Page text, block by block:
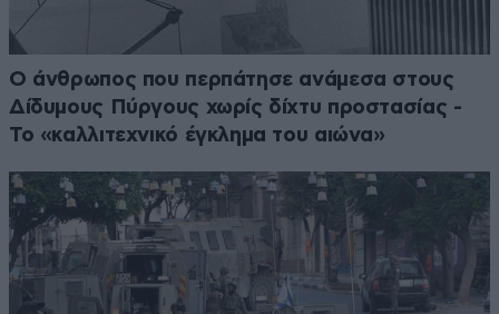
Ο άνθρωπος που περπάτησε ανάμεσα στους
Δίδυμους Πύργους χωρίς δίχτυ προστασίας -
Το «καλλιτεχνικό έγκλημα του αιώνα»